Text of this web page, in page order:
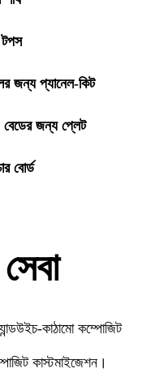
টপস
জন্য প্যানেল-কিট
জন্য প্লেট
বোর্ড
কাঠামো কম্পোজিট
কাস্টমাইজেশন।